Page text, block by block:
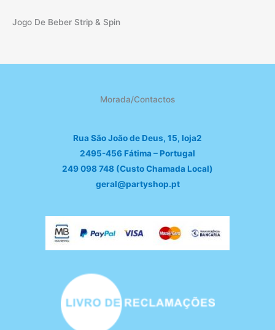
Jogo De Beber Strip & Spin
Morada/Contactos
Rua São João de Deus, 15, loja2
2495-456 Fátima – Portugal
249 098 748 (Custo Chamada Local)
geral@partyshop.pt